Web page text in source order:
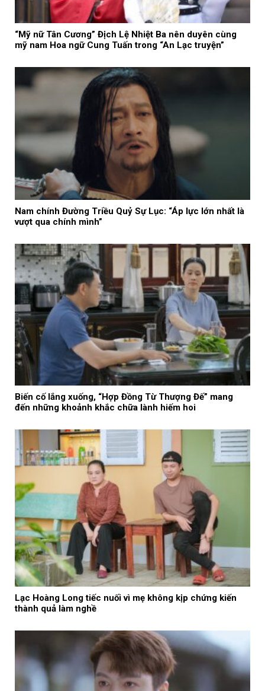
“Mỹ nữ Tân Cương” Địch Lệ Nhiệt Ba nên duyên cùng
mỹ nam Hoa ngữ Cung Tuấn trong “An Lạc truyện”
Nam chính Đường Triều Quỷ Sự Lục: “Áp lực lớn nhất là
vượt qua chính mình”
Biến cố lắng xuống, “Hợp Đồng Từ Thượng Đế” mang
đến những khoảnh khắc chữa lành hiếm hoi
Lạc Hoàng Long tiếc nuối vì mẹ không kịp chứng kiến
thành quả làm nghề